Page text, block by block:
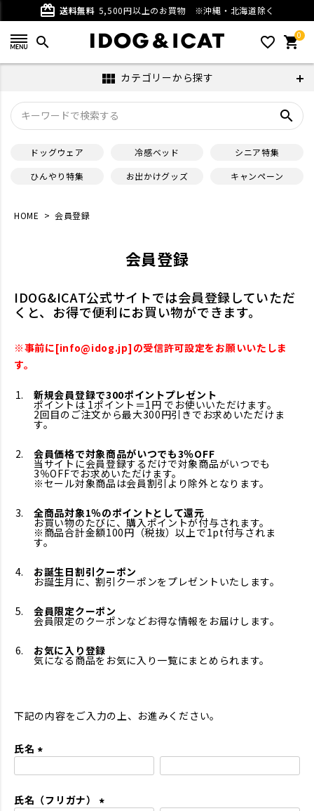
card_giftcard 送料無料 5,500円以上のお買物 ※沖縄・北海道除く
search favorite_outline 0
shopping_cart
view_module カテゴリーから探す
search
ドッグウェア 冷感ベッド
シニア特集
ひんやり特集
お出かけグッズ キャンペーン
HOME 会員登録
会員登録
IDOG&ICAT公式サイトでは会員登録していただ
くと、お得で便利にお買い物ができます。
※事前に[info@idog.jp]の受信許可設定をお願いいたしま
す。
新規会員登録で300ポイントプレゼント
ポイントは 1ポイント＝1円 でお使いいただけます。
2回目のご注文から最大300円引きでお求めいただけま
す。
会員価格で対象商品がいつでも3％OFF
当サイトに会員登録するだけで対象商品がいつでも
3％OFFでお求めいただけます。
※セール対象商品は会員割引より除外となります。
全商品対象1％のポイントとして還元
お買い物のたびに、購入ポイントが付与されます。
※商品合計金額100円（税抜）以上で1pt付与されま
す。
お誕生日割引クーポン
お誕生月に、割引クーポンをプレゼントいたします。
会員限定クーポン
会員限定のクーポンなどお得な情報をお届けします。
お気に入り登録
気になる商品をお気に入り一覧にまとめられます。
下記の内容をご入力の上、お進みください。
氏名
須
氏名（フリガナ）